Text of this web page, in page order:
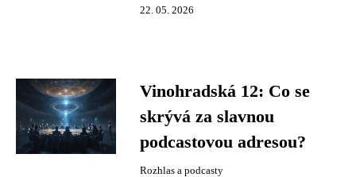
22. 05. 2026
Vinohradská 12: Co se
skrývá za slavnou
podcastovou adresou?
Rozhlas a podcasty